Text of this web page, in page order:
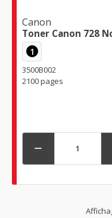
Canon
Toner Canon 728
1
3500B002
2100 pages
